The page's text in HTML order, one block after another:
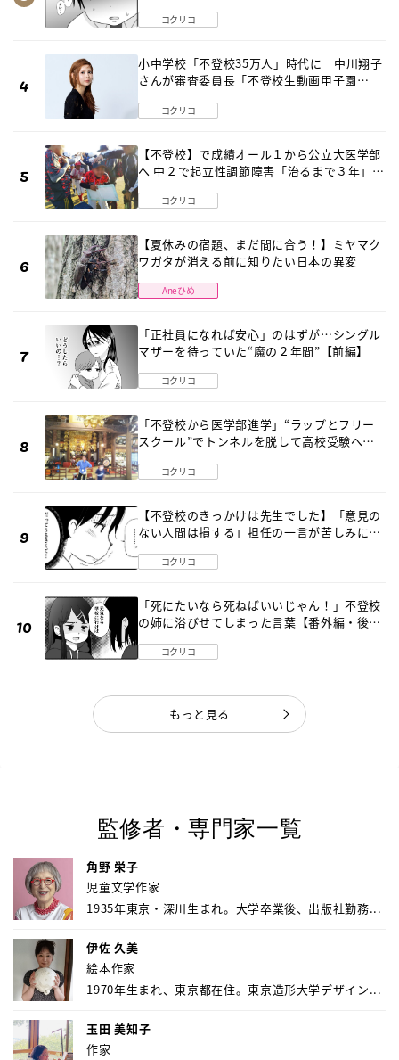
コクリコ
小中学校「不登校35万人」時代に 中川翔子
さんが審査委員長「不登校生動画甲子園
コクリコ
【不登校】で成績オール１から公立大医学部
へ 中２で起立性調節障害「治るまで３年」の
コクリコ
【夏休みの宿題、まだ間に合う！】ミヤマク
ワガタが消える前に知りたい日本の異変
Aneひめ
「正社員になれば安心」のはずが…シングル
マザーを待っていた“魔の２年間”【前編】
コクリコ
「不登校から医学部進学」“ラップとフリー
スクール”でトンネルを脱して高校受験へ
コクリコ
【不登校のきっかけは先生でした】「意見の
ない人間は損する」担任の一言が苦しみに…
コクリコ
「死にたいなら死ねばいいじゃん！」不登校
の姉に浴びせてしまった言葉【番外編・後
コクリコ
もっと見る
監修者・専門家一覧
角野 栄子
児童文学作家
1935年東京・深川生まれ。大学卒業後、出版社勤務...
伊佐 久美
絵本作家
1970年生まれ、東京都在住。東京造形大学デザイン...
玉田 美知子
作家